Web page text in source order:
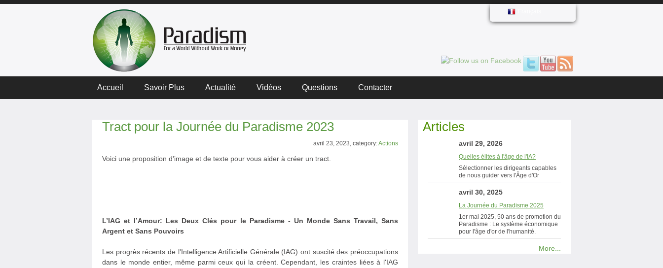
Accueil Savoir Plus Actualité Vidéos Questions Contacter
Tract pour la Journée du Paradisme 2023
avril 23, 2023, category:Actions
Voici une proposition d'image et de texte pour vous aider à créer un tract.
L’IAG et l’Amour: Les Deux Clés pour le Paradisme - Un Monde Sans Travail, Sans
Argent et Sans Pouvoirs
Les progrès récents de l'Intelligence Artificielle Générale (IAG) ont suscité des préoccupations
dans le monde entier, même parmi ceux qui la créent. Cependant, les craintes liées à l'IAG
Articles
avril 29, 2026
Quelles élites à l'âge de l'IA?
Sélectionner les dirigeants capables
de nous guider vers l'Âge d'Or
avril 30, 2025
La Journée du Paradisme 2025
1er mai 2025, 50 ans de promotion du
Paradisme : Le système économique
pour l'âge d'or de l'humanité.
More...